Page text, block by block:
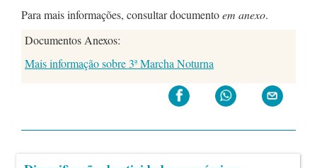
Para mais informações, consultar documentoem anexo.
Documentos Anexos:
Mais informação sobre 3ª Marcha Noturna